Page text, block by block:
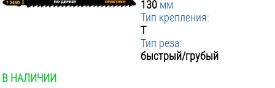
130 мм
Тип крепления:
T
Тип реза:
быстрый/грубый
В НАЛИЧИИ